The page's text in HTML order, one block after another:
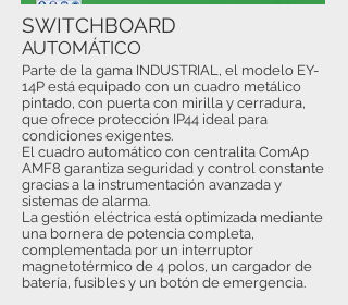
Parte de la gama INDUSTRIAL, el modelo EY-
14P está equipado con un cuadro metálico
pintado, con puerta con mirilla y cerradura,
que ofrece protección IP44 ideal para
condiciones exigentes.
El cuadro automático con centralita ComAp
AMF8 garantiza seguridad y control constante
gracias a la instrumentación avanzada y
sistemas de alarma.
La gestión eléctrica está optimizada mediante
una bornera de potencia completa,
complementada por un interruptor
magnetotérmico de 4 polos, un cargador de
batería, fusibles y un botón de emergencia.
SWITCHBOARD
AUTOMÁTICO